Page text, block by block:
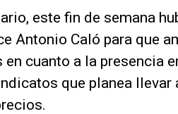
este fin de semana
Antonio Caló para que
cuanto a la presencia
que planea llevar